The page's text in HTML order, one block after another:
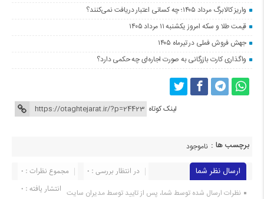
واریز کالابرگ مرداد ۱۴۰۵؛ چه کسانی اعتبار دریافت نمی‌کنند؟
قیمت طلا و سکه امروز یکشنبه ۱۱ مرداد ۱۴۰۵
جهش فروش فملی در تیرماه ۱۴۰۵
واگذاری کارت بازرگانی به صورت اجاره‌ای چه حکمی دارد؟
لینک کوتاه
برچسب ها : ناموجود
ارسال نظر شما مجموع نظرات : 0
در انتظار بررسی : 0
انتشار یافته : 0 نظرات ارسال شده توسط شما، پس از تایید توسط مدیران سایت